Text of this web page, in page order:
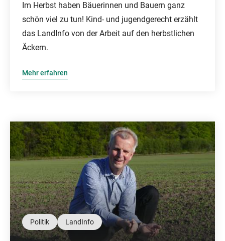
Im Herbst haben Bäuerinnen und Bauern ganz
schön viel zu tun! Kind- und jugendgerecht erzählt
das LandInfo von der Arbeit auf den herbstlichen
Äckern.
Mehr erfahren
Politik LandInfo